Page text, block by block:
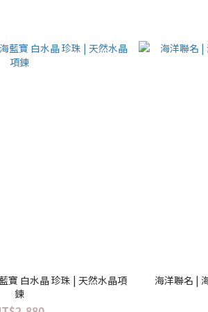
寶 白水晶 珍珠 | 天然水晶項
鍊
海洋聯名 |